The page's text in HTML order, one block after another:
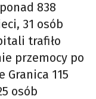
838
31 osób
trafiło
przemocy po
Granica 115
osób